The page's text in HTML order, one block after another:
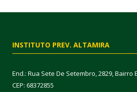
INSTITUTO PREV. ALTAMIRA
End.: Rua Sete De Setembro, 2829, Bairro
CEP: 68372855